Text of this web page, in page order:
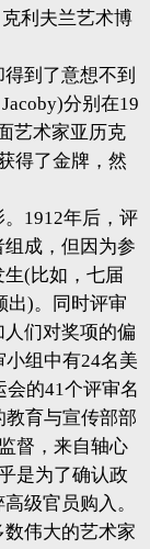
利夫兰艺术博
到了意想不到
分别在19
艺术家亚历克
得了金牌，然
1912年后，评
成，但因为参
(比如，七届
出)。同时评审
们对奖项的偏
组中有24名美
会的41个评审名
育与宣传部部
督，来自轴心
是为了确认政
级官员购入。
伟大的艺术家